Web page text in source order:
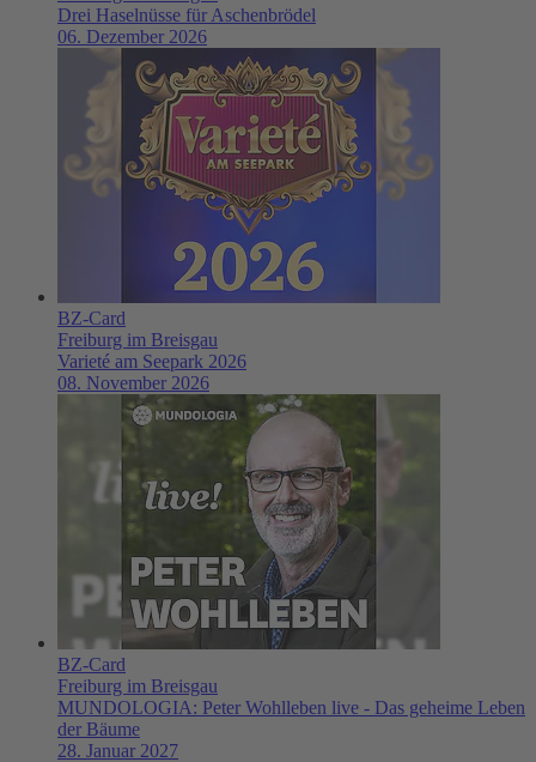
Drei Haselnüsse für Aschenbrödel
06. Dezember 2026
BZ-Card
Freiburg im Breisgau
Varieté am Seepark 2026
08. November 2026
BZ-Card
Freiburg im Breisgau
MUNDOLOGIA: Peter Wohlleben live - Das geheime Leben
der Bäume
28. Januar 2027